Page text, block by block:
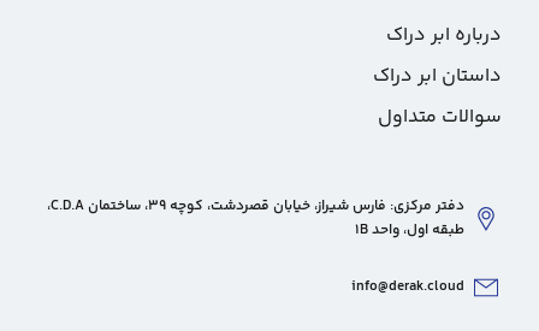
درباره ابر دراک
داستان ابر دراک
سوالات متداول
دفتر مرکزی: فارس شیراز، خیابان قصردشت، کوچه 39، ساختمان C.D.A،
طبقه اول، واحد 1B
info@derak.cloud